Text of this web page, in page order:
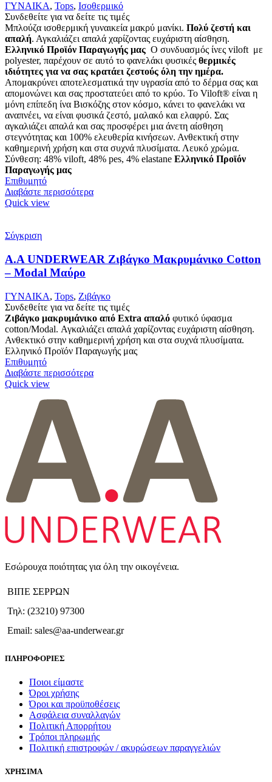
ΓΥΝΑΙΚΑ, Tops, Ισοθερμικό
Συνδεθείτε για να δείτε τις τιμές
Μπλούζα ισοθερμική γυναικεία μακρύ μανίκι. Πολύ ζεστή και
απαλή. Αγκαλιάζει απαλά χαρίζοντας ευχάριστη αίσθηση.
Ελληνικό Προϊόν Παραγωγής μας Ο συνδυασμός ίνες viloft με
polyester, παρέχουν σε αυτό το φανελάκι φυσικές θερμικές
ιδιότητες για να σας κρατάει ζεστούς όλη την ημέρα.
Απομακρύνει αποτελεσματικά την υγρασία από το δέρμα σας και
απομονώνει και σας προστατεύει από το κρύο. Το Viloft® είναι η
μόνη επίπεδη ίνα Βισκόζης στον κόσμο, κάνει το φανελάκι να
αναπνέει, να είναι φυσικά ζεστό, μαλακό και ελαφρύ. Σας
αγκαλιάζει απαλά και σας προσφέρει μια άνετη αίσθηση
στεγνότητας και 100% ελευθερία κινήσεων. Ανθεκτική στην
καθημερινή χρήση και στα συχνά πλυσίματα. Λευκό χρώμα.
Σύνθεση: 48% viloft, 48% pes, 4% elastane Ελληνικό Προϊόν
Παραγωγής μας
Επιθυμητό
Διαβάστε περισσότερα
Quick view
Σύγκριση
Α.A UNDERWEAR Ζιβάγκο Μακρυμάνικο Cotton
– Modal Μαύρο
ΓΥΝΑΙΚΑ, Tops, Ζιβάγκο
Συνδεθείτε για να δείτε τις τιμές
Ζιβάγκο μακρυμάνικο από Extra απαλό φυτικό ύφασμα
cotton/Modal. Αγκαλιάζει απαλά χαρίζοντας ευχάριστη αίσθηση.
Ανθεκτικό στην καθημερινή χρήση και στα συχνά πλυσίματα.
Ελληνικό Προϊόν Παραγωγής μας
Επιθυμητό
Διαβάστε περισσότερα
Quick view
Εσώρουχα ποιότητας για όλη την οικογένεια.
ΒΙΠΕ ΣΕΡΡΩΝ
Τηλ: (23210) 97300
Email: sales@aa-underwear.gr
ΠΛΗΡΟΦΟΡΙΕΣ
Ποιοι είμαστε
Όροι χρήσης
Όροι και προϋποθέσεις
Ασφάλεια συναλλαγών
Πολιτική Απορρήτου
Τρόποι πληρωμής
Πολιτική επιστροφών / ακυρώσεων παραγγελιών
ΧΡΗΣΙΜΑ